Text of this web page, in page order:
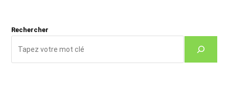
Rechercher